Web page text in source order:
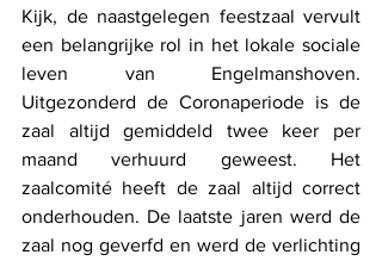
Kijk, de naastgelegen feestzaal vervult
een belangrijke rol in het lokale sociale
leven van Engelmanshoven.
Uitgezonderd de Coronaperiode is de
zaal altijd gemiddeld twee keer per
maand verhuurd geweest. Het
zaalcomité heeft de zaal altijd correct
onderhouden. De laatste jaren werd de
zaal nog geverfd en werd de verlichting